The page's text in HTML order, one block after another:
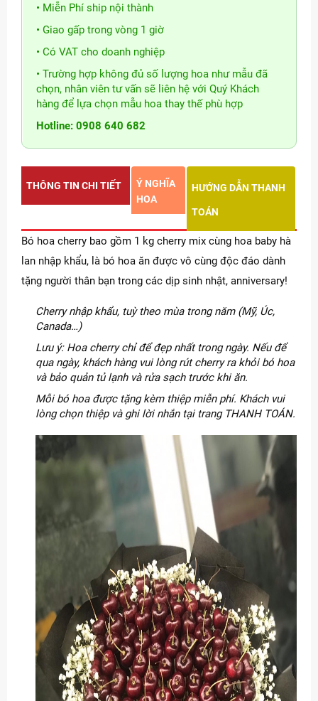
• Miễn Phí ship nội thành
• Giao gấp trong vòng 1 giờ
• Có VAT cho doanh nghiệp
• Trường hợp không đủ số lượng hoa như mẫu đã
chọn, nhân viên tư vấn sẽ liên hệ với Quý Khách
hàng để lựa chọn mẫu hoa thay thế phù hợp
Hotline: 0908 640 682
THÔNG TIN CHI TIẾT
Ý NGHĨA
HOA
HƯỚNG DẪN THANH
TOÁN
Bó hoa cherry bao gồm 1 kg cherry mix cùng hoa baby hà
lan nhập khẩu, là bó hoa ăn được vô cùng độc đáo dành
tặng người thân bạn trong các dịp sinh nhật, anniversary!
Cherry nhập khẩu, tuỳ theo mùa trong năm (Mỹ, Úc,
Canada…)
Lưu ý: Hoa cherry chỉ để đẹp nhất trong ngày. Nếu để
qua ngày, khách hàng vui lòng rút cherry ra khỏi bó hoa
và bảo quản tủ lạnh và rửa sạch trước khi ăn.
Mỗi bó hoa được tặng kèm thiệp miễn phí. Khách vui
lòng chọn thiệp và ghi lời nhắn tại trang THANH TOÁN.